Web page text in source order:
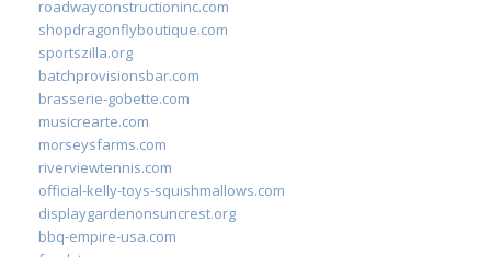
roadwayconstructioninc.com
shopdragonflyboutique.com
sportszilla.org
batchprovisionsbar.com
brasserie-gobette.com
musicrearte.com
morseysfarms.com
riverviewtennis.com
official-kelly-toys-squishmallows.com
displaygardenonsuncrest.org
bbq-empire-usa.com